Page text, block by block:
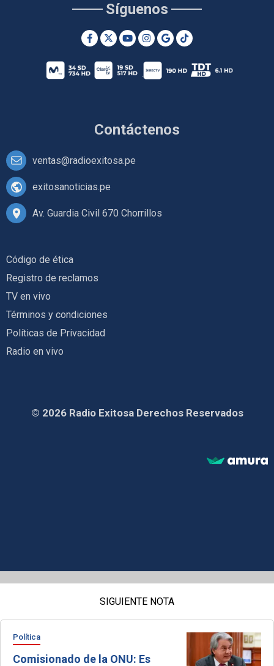
Contáctenos
ventas@radioexitosa.pe
exitosanoticias.pe
Av. Guardia Civil 670 Chorrillos
Síguenos
Código de ética
Registro de reclamos
TV en vivo
Términos y condiciones
Políticas de Privacidad
Radio en vivo
© 2026 Radio Exitosa Derechos Reservados
SIGUIENTE NOTA
Política
Comisionado de la ONU: Es